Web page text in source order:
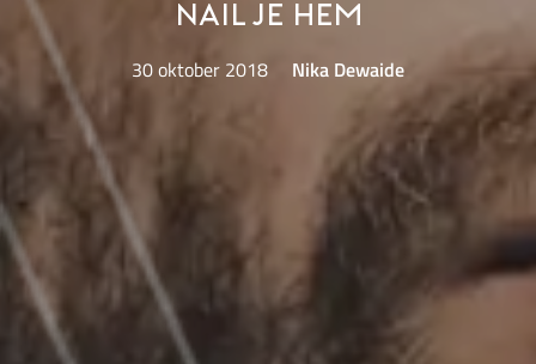
nail je hem
30 oktober 2018 Nika Dewaide